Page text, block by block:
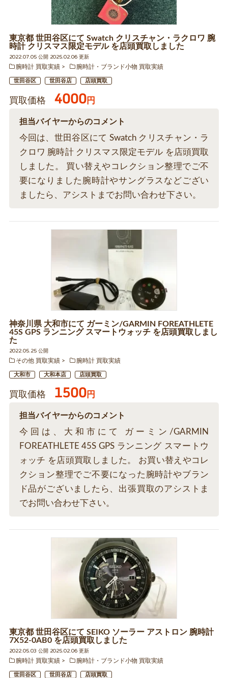
東京都 世田谷区にて Swatch クリスチャン・ラクロワ 腕
時計 クリスマス限定モデル を店頭買取しました
2022.07.05 公開 2025.02.06 更新
腕時計 買取実績
腕時計・ブランド小物 買取実績
世田谷区 世田谷店 店頭買取
買取価格 4000円
担当バイヤーからのコメント
今回は、世田谷区にて Swatch クリスチャン・ラ
クロワ 腕時計 クリスマス限定モデル を店頭買取
しました。 買い替えやコレクション整理でご不
要になりました腕時計やサングラスなどござい
ましたら、アシストまでお問い合わせ下さい。
神奈川県 大和市にて ガーミン/GARMIN FOREATHLETE
45S GPS ランニング スマートウォッチ を店頭買取しまし
た
2022.05.25 公開
その他 買取実績
腕時計 買取実績
大和市 大和本店 店頭買取
買取価格 1500円
担当バイヤーからのコメント
今回は、大和市にて ガーミン/GARMIN
FOREATHLETE 45S GPS ランニング スマートウ
ォッチ を店頭買取しました。 お買い替えやコレ
クション整理でご不要になった腕時計やブラン
ド品がございましたら、出張買取のアシストま
でお問い合わせ下さい。
東京都 世田谷区にて SEIKO ソーラー アストロン 腕時計
7X52-0AB0 を店頭買取しました
2022.05.03 公開 2025.02.06 更新
腕時計 買取実績
腕時計・ブランド小物 買取実績
世田谷区 世田谷店 店頭買取